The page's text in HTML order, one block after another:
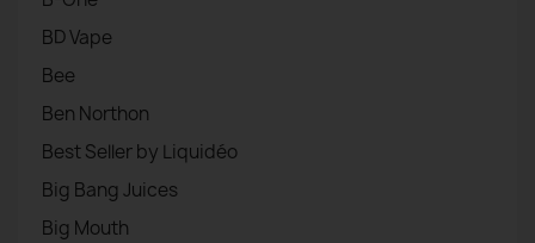
BD Vape
Bee
Ben Northon
Best Seller by Liquidéo
Big Bang Juices
Big Mouth